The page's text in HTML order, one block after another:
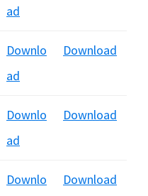
ad
Downlo
ad
Download
Downlo
ad
Download
Downlo
Download